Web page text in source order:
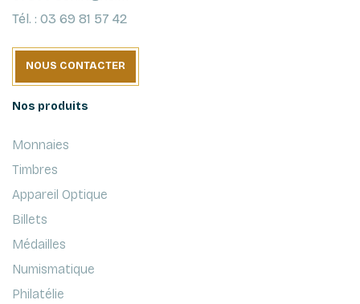
Tél. : 03 69 81 57 42
NOUS CONTACTER
Nos produits
Monnaies
Timbres
Appareil Optique
Billets
Médailles
Numismatique
Philatélie